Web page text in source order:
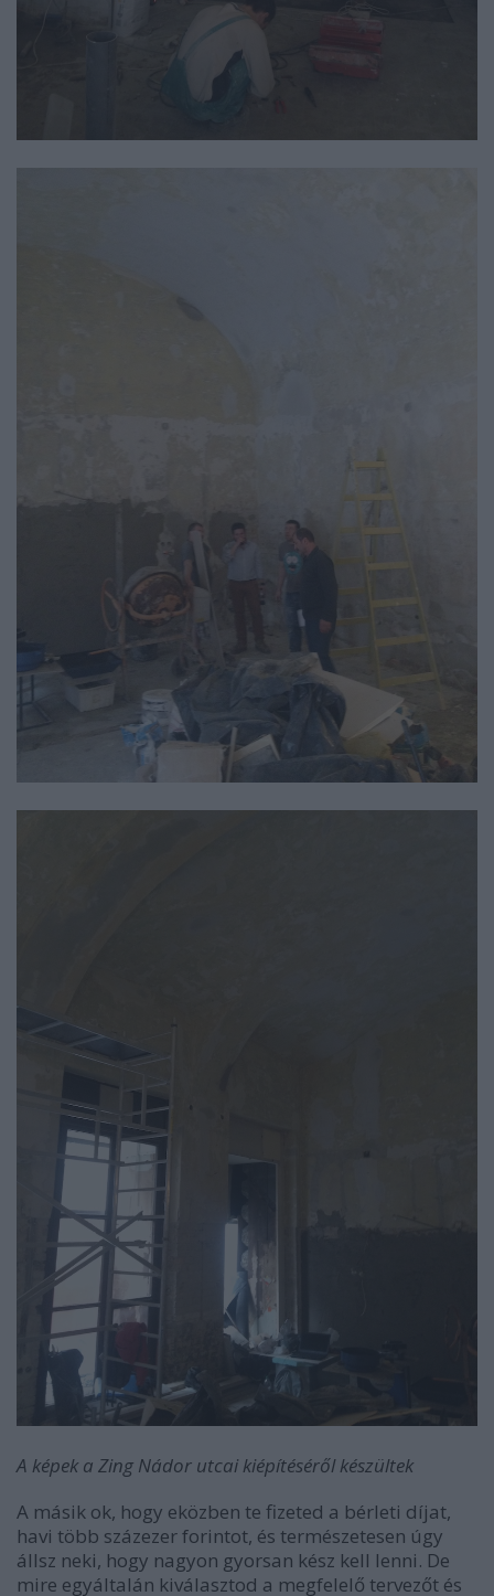
A képek a Zing Nádor utcai kiépítéséről készültek
A másik ok, hogy eközben te fizeted a bérleti díjat,
havi több százezer forintot, és természetesen úgy
állsz neki, hogy nagyon gyorsan kész kell lenni. De
mire egyáltalán kiválasztod a megfelelő tervezőt és